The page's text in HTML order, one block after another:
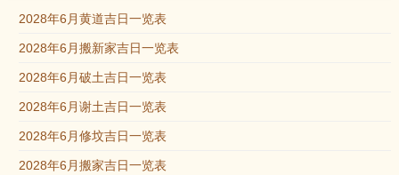
2028年6月黄道吉日一览表
2028年6月搬新家吉日一览表
2028年6月破土吉日一览表
2028年6月谢土吉日一览表
2028年6月修坟吉日一览表
2028年6月搬家吉日一览表